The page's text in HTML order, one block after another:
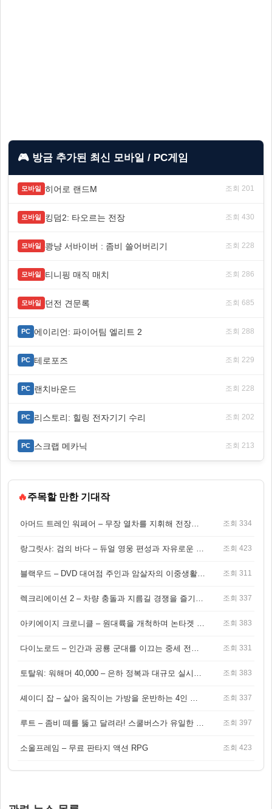
🎮 방금 추가된 최신 모바일 / PC게임
모바일 히어로 랜드M 조회 201
모바일 킹덤2: 타오르는 전장 조회 430
모바일 쾅냥 서바이버 : 좀비 쓸어버리기 조회 228
모바일 티니핑 매직 매치 조회 286
모바일 던전 견문록 조회 685
PC 에이리언: 파이어팀 엘리트 2 조회 288
PC 테로포즈 조회 229
PC 랜치바운드 조회 228
PC 리스토리: 힐링 전자기기 수리 조회 202
PC 스크랩 메카닉 조회 213
🔥주목할 만한 기대작
조회 334
조회 423
조회 311
조회 337
조회 383
조회 331
조회 383
조회 337
조회 397
소울프레임 – 무료 판타지 액션 RPG 조회 423